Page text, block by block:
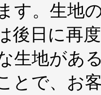
す。生地
後日に再
生地があ
とで、お